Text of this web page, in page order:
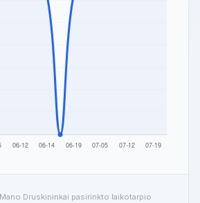
Druskininkai pasirinkto laikotarpio